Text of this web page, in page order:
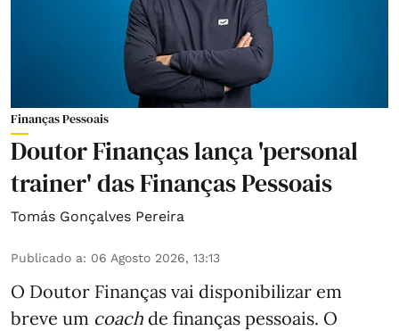
Finanças Pessoais
Doutor Finanças lança 'personal
trainer' das Finanças Pessoais
Tomás Gonçalves Pereira
Publicado a: 06 Agosto 2026, 13:13
O Doutor Finanças vai disponibilizar em
breve um coach de finanças pessoais. O